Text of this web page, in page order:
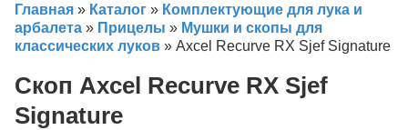
Главная » Каталог » Комплектующие для лука и
арбалета » Прицелы » Мушки и скопы для
классических луков » Axcel Recurve RX Sjef Signature
Скоп Axcel Recurve RX Sjef
Signature